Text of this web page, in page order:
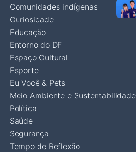
Comunidades indígenas
Curiosidade
Educação
Entorno do DF
Espaço Cultural
Esporte
Eu Você & Pets
Meio Ambiente e Sustentabilidade
Política
Saúde
Segurança
Tempo de Reflexão